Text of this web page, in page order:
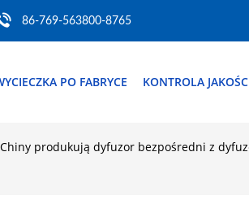
86-769-563800-8765
PO FABRYCE KONTROLA
Chiny produkują dyfuzor bezpośredni z